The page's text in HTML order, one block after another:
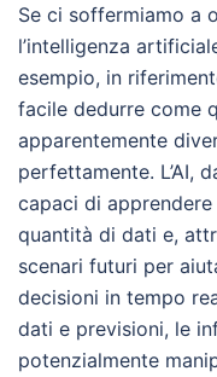
Se ci soffermiamo a
l’intelligenza
esempio, in
facile dedurre come
apparentemente
perfettamente. L’AI,
capaci di
quantità di dati e,
scenari futuri per
decisioni in tempo
dati e previsioni, le
potenzialmente